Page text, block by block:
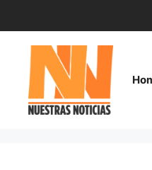
contenido